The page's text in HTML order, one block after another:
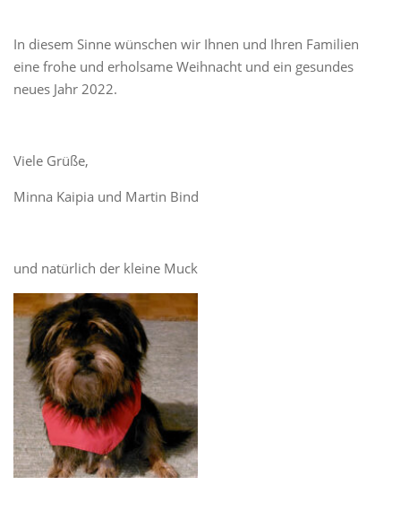
In diesem Sinne wünschen wir Ihnen und Ihren Familien
eine frohe und erholsame Weihnacht und ein gesundes
neues Jahr 2022.
Viele Grüße,
Minna Kaipia und Martin Bind
und natürlich der kleine Muck